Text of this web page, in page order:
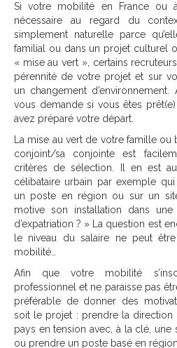
Si votre mobilité en France ou à
nécessaire au regard du
simplement naturelle parce
familial ou dans un projet culturel
« mise au vert », certains
pérennité de votre projet et sur
un changement
vous demande si vous êtes
avez préparé votre départ.
La mise au vert de votre famille
conjoint/sa conjointe est
critères de sélection. Il en est
célibataire urbain par exemple
un poste en région ou sur un
motive son installation dans
d’expatriation ? » La question est
le niveau du salaire ne peut
mobilité…
Afin que votre mobilité
professionnel et ne paraisse pas
préférable de donner des
soit le projet : prendre la direction
pays en tension avec, à la clé, une
ou prendre un poste basé en